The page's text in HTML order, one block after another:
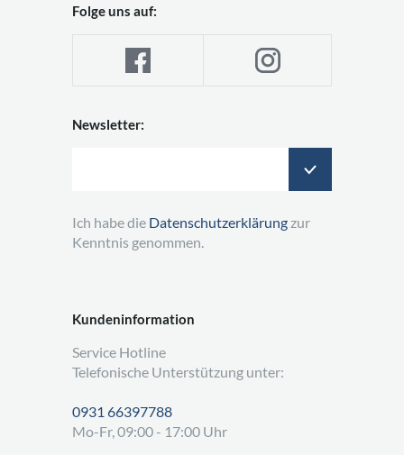
Kundeninformation
Service Hotline
Telefonische Unterstützung unter:
0931 66397788
Mo-Fr, 09:00 - 17:00 Uhr
Folge uns auf:
Newsletter:
Ich habe die Datenschutzerklärung zur
Kenntnis genommen.